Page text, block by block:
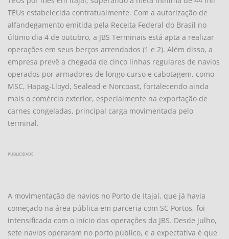
TEUs estabelecida contratualmente. Com a autorização de
alfandegamento emitida pela Receita Federal do Brasil no
último dia 4 de outubro, a JBS Terminais está apta a realizar
operações em seus berços arrendados (1 e 2). Além disso, a
empresa prevê a chegada de cinco linhas regulares de navios
operados por armadores de longo curso e cabotagem, como
MSC, Hapag-Lloyd, Sealead e Norcoast, fortalecendo ainda
mais o comércio exterior, especialmente na exportação de
carnes congeladas, principal carga movimentada pelo
terminal.
PUBLICIDADE
A movimentação de navios no Porto de Itajaí, que já havia
começado na área pública em parceria com SC Portos, foi
intensificada com o início das operações da JBS. Desde julho,
sete navios operaram no porto público, e a expectativa é que